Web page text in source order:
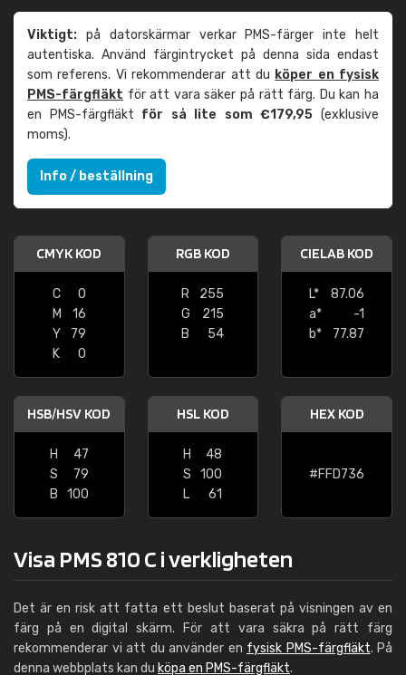
Viktigt: på datorskärmar verkar PMS-färger inte helt
autentiska. Använd färgintrycket på denna sida endast
som referens. Vi rekommenderar att du köper en fysisk
PMS-färgfläkt för att vara säker på rätt färg. Du kan ha
en PMS-färgfläkt för så lite som €179,95 (exklusive
moms).
Info / beställning
CMYK KOD
C
0
M
16
Y
79
K
0
RGB KOD
R
255
G
215
B
54
CIELAB KOD
L*
87.06
a*
-1
b*
77.87
HSB/HSV KOD
H
47
S
79
B
100
HSL KOD
H
48
S
100
L
61
HEX KOD
#FFD736
Visa PMS 810 C i verkligheten
Det är en risk att fatta ett beslut baserat på visningen av en
färg på en digital skärm. För att vara säkra på rätt färg
rekommenderar vi att du använder en fysisk PMS-färgfläkt. På
denna webbplats kan du köpa en PMS-färgfläkt.